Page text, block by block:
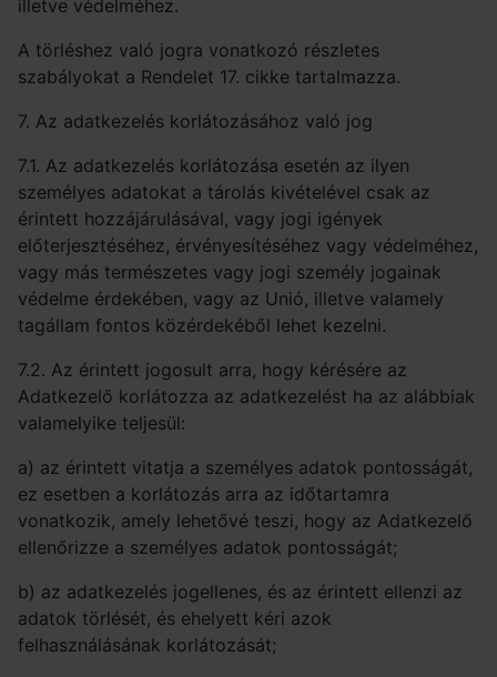
illetve védelméhez.
A törléshez való jogra vonatkozó részletes
szabályokat a Rendelet 17. cikke tartalmazza.
7. Az adatkezelés korlátozásához való jog
7.1. Az adatkezelés korlátozása esetén az ilyen
személyes adatokat a tárolás kivételével csak az
érintett hozzájárulásával, vagy jogi igények
előterjesztéséhez, érvényesítéséhez vagy védelméhez,
vagy más természetes vagy jogi személy jogainak
védelme érdekében, vagy az Unió, illetve valamely
tagállam fontos közérdekéből lehet kezelni.
7.2. Az érintett jogosult arra, hogy kérésére az
Adatkezelő korlátozza az adatkezelést ha az alábbiak
valamelyike teljesül:
a) az érintett vitatja a személyes adatok pontosságát,
ez esetben a korlátozás arra az időtartamra
vonatkozik, amely lehetővé teszi, hogy az Adatkezelő
ellenőrizze a személyes adatok pontosságát;
b) az adatkezelés jogellenes, és az érintett ellenzi az
adatok törlését, és ehelyett kéri azok
felhasználásának korlátozását;